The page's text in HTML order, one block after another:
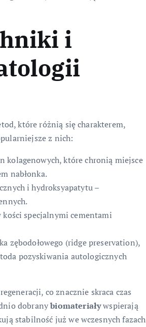
i
które różnią się charakterem,
z nich:
kolagenowych, które chronią miejsce
nabłonka.
i hydroksyapatytu –
specjalnymi cementami
zębodołowego (ridge preservation),
pozyskiwania autologicznych
co znacznie skraca czas
dobranybiomateriaływspierają
stabilność już we wczesnych fazach